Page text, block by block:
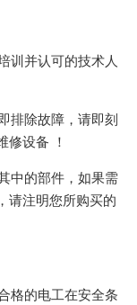
训并认可的技术人
排除故障，请即刻
修设备 ！
中的部件，如果需
请注明您所购买的
格的电工在安全条